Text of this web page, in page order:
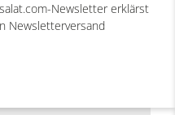
Newsletter erklärst
Newsletterversand